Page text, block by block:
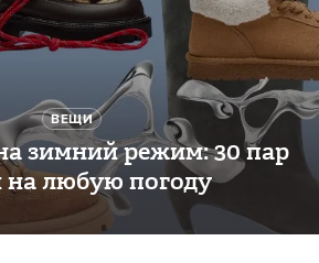
ВЕЩИ
зимний режим: 30 пар
на любую погоду